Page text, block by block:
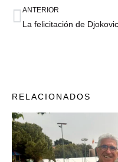
ANTERIOR
RELACIONADOS